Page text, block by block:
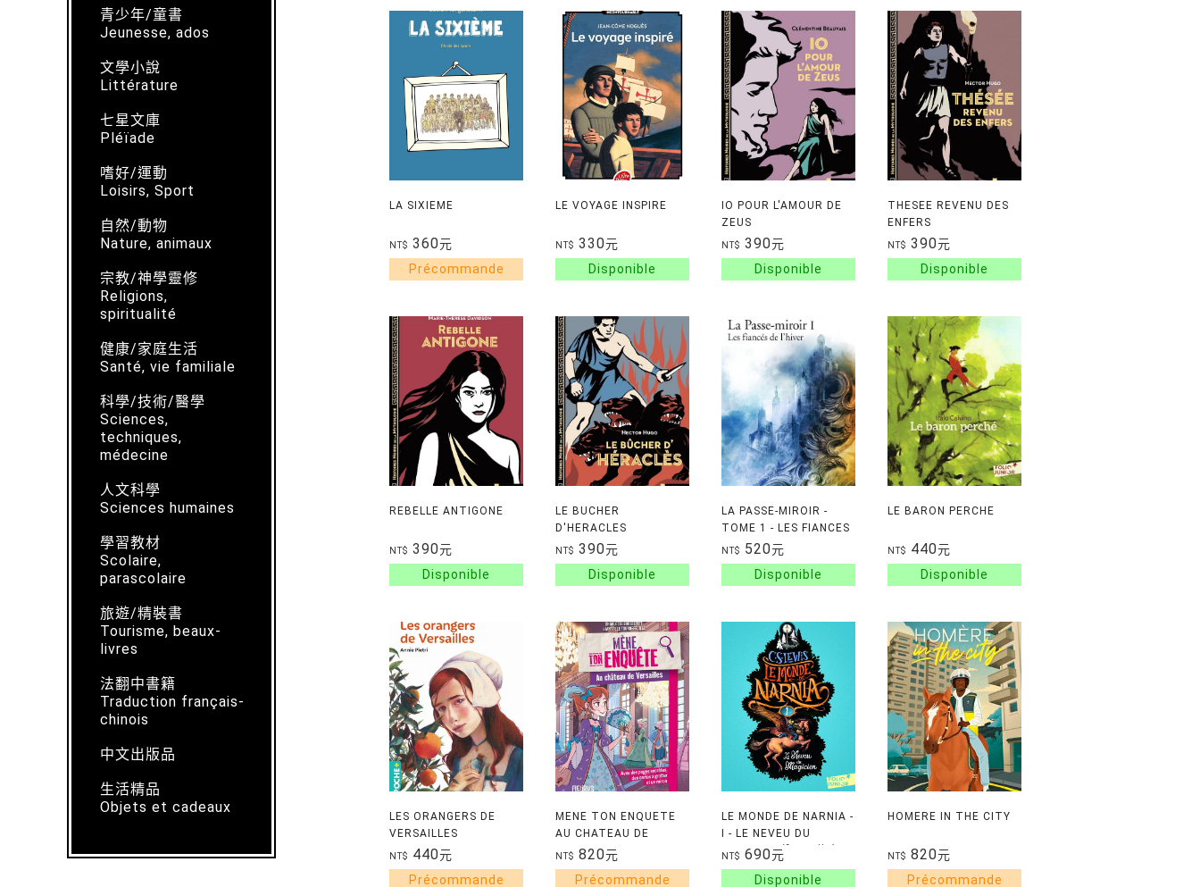
青少年/童書
Jeunesse, ados
文學小說
Littérature
七星文庫
Pléïade
嗜好/運動
Loisirs, Sport
自然/動物
Nature, animaux
宗教/神學靈修
Religions,
spiritualité
健康/家庭生活
Santé, vie familiale
科學/技術/醫學
Sciences,
techniques,
médecine
人文科學
Sciences humaines
學習教材
Scolaire,
parascolaire
旅遊/精裝書
Tourisme, beaux-
livres
法翻中書籍
Traduction français-
chinois
中文出版品
生活精品
Objets et cadeaux
LA SIXIEME
NT$ 360元
LE VOYAGE INSPIRE
NT$ 330元
IO POUR L'AMOUR DE
ZEUS
NT$ 390元
THESEE REVENU DES
ENFERS
NT$ 390元
REBELLE ANTIGONE
NT$ 390元
LE BUCHER
D'HERACLES
NT$ 390元
LA PASSE-MIROIR -
TOME 1 - LES FIANCES
DE L'HIVER
NT$ 520元
LE BARON PERCHE
NT$ 440元
LES ORANGERS DE
VERSAILLES
NT$ 440元
MENE TON ENQUETE
AU CHATEAU DE
VERSAILLES
NT$ 820元
LE MONDE DE NARNIA -
I - LE NEVEU DU
MAGICIEN 納尼亞傳奇：
魔法師的外甥
NT$ 690元
HOMERE IN THE CITY
NT$ 820元